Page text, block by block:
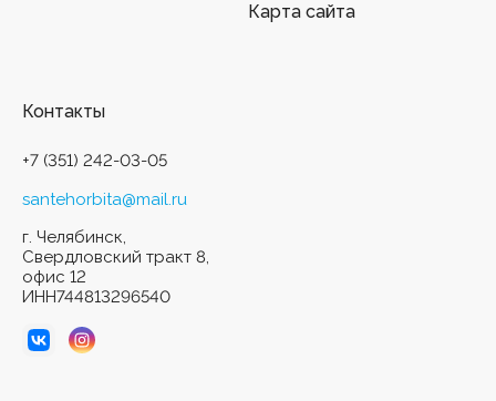
Карта сайта
Контакты
+7 (351) 242-03-05
santehorbita@mail.ru
г. Челябинск,
Свердловский тракт 8,
офис 12
ИНН744813296540